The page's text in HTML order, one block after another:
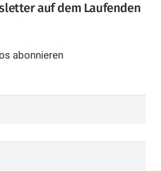
auf dem Laufenden
abonnieren